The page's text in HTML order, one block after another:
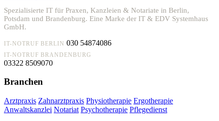
Spezialisierte IT für Praxen, Kanzleien & Notariate in Berlin,
Potsdam und Brandenburg. Eine Marke der IT & EDV Systemhaus
GmbH.
IT-NOTRUF BERLIN 030 54874086
IT-NOTRUF BRANDENBURG
03322 8509070
Branchen
Arztpraxis Zahnarztpraxis Physiotherapie Ergotherapie
Anwaltskanzlei Notariat Psychotherapie Pflegedienst